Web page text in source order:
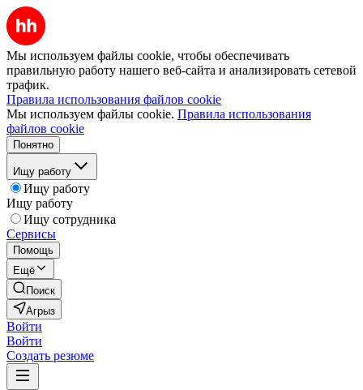
Мы используем файлы cookie, чтобы обеспечивать
правильную работу нашего веб-сайта и анализировать сетевой
трафик.
Правила использования файлов cookie
Мы используем файлы cookie. Правила использования
файлов cookie
Понятно
Ищу работу
Ищу работу
Ищу работу
Ищу сотрудника
Сервисы
Помощь
Ещё
Поиск
Агрыз
Войти
Войти
Создать резюме